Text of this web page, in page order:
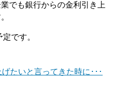
でも銀行からの金利引き上
です。
たいと言ってきた時に･･･